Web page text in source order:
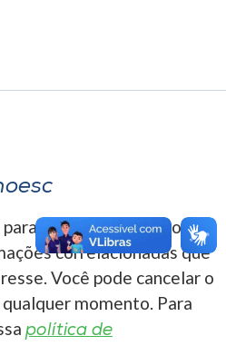
para entrar em contato
correlacionadas que
Você pode cancelar o
momento. Para
política de